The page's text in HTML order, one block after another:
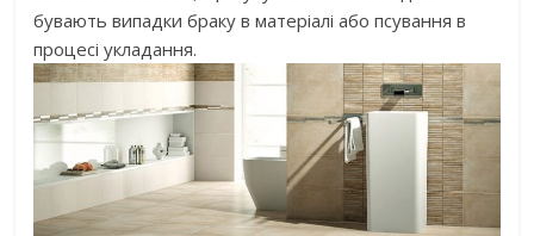
бувають випадки браку в матеріалі або псування в
процесі укладання.